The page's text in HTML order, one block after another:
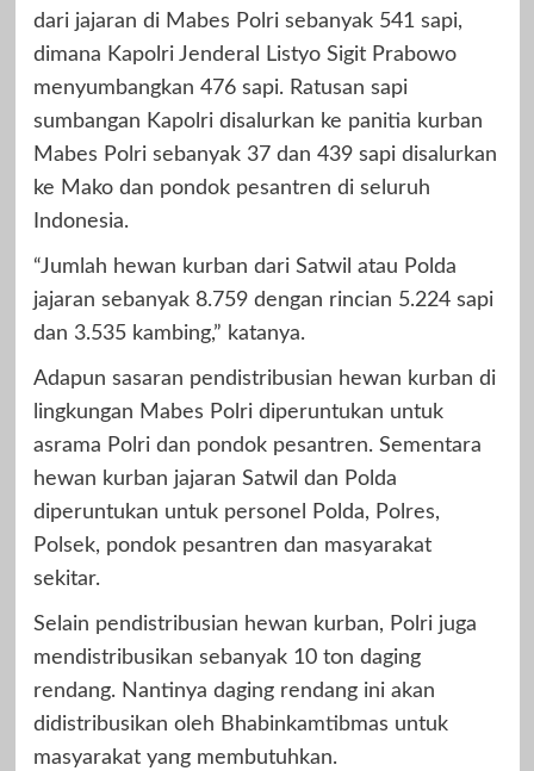
dari jajaran di Mabes Polri sebanyak 541 sapi,
dimana Kapolri Jenderal Listyo Sigit Prabowo
menyumbangkan 476 sapi. Ratusan sapi
sumbangan Kapolri disalurkan ke panitia kurban
Mabes Polri sebanyak 37 dan 439 sapi disalurkan
ke Mako dan pondok pesantren di seluruh
Indonesia.
“Jumlah hewan kurban dari Satwil atau Polda
jajaran sebanyak 8.759 dengan rincian 5.224 sapi
dan 3.535 kambing,” katanya.
Adapun sasaran pendistribusian hewan kurban di
lingkungan Mabes Polri diperuntukan untuk
asrama Polri dan pondok pesantren. Sementara
hewan kurban jajaran Satwil dan Polda
diperuntukan untuk personel Polda, Polres,
Polsek, pondok pesantren dan masyarakat
sekitar.
Selain pendistribusian hewan kurban, Polri juga
mendistribusikan sebanyak 10 ton daging
rendang. Nantinya daging rendang ini akan
didistribusikan oleh Bhabinkamtibmas untuk
masyarakat yang membutuhkan.